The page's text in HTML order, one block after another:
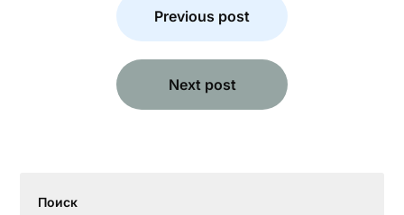
Previous post
Next post
Поиск